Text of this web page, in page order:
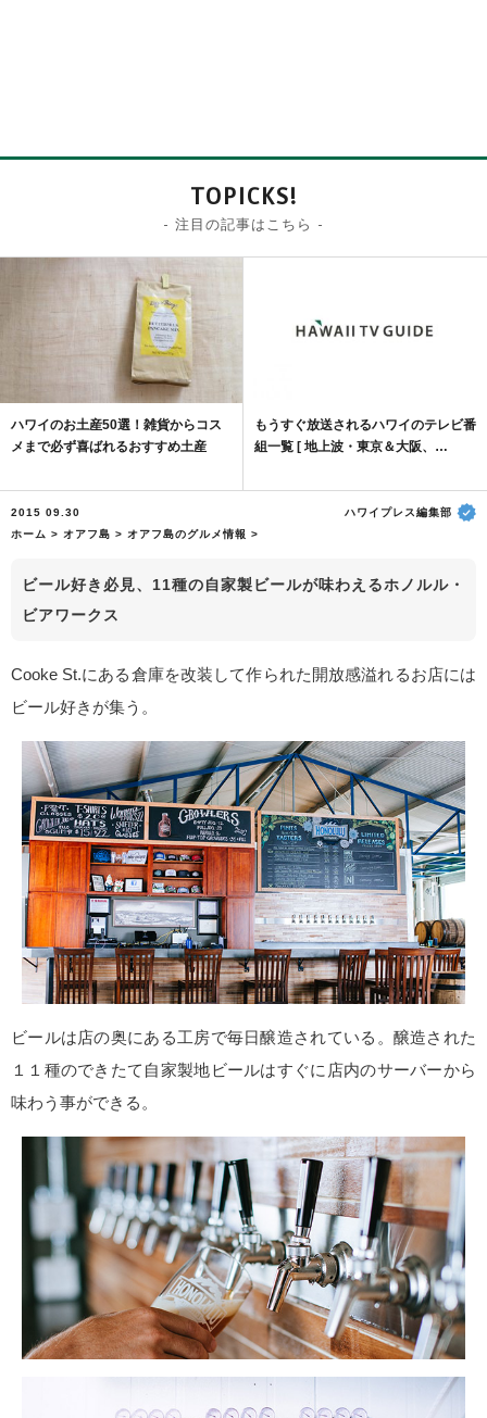
TOPICKS!
- 注目の記事はこちら -
ハワイのお土産50選！雑貨からコス
メまで必ず喜ばれるおすすめ土産
もうすぐ放送されるハワイのテレビ番
組一覧 [ 地上波・東京＆大阪、…
2015 09.30
ハワイプレス編集部
ホーム > オアフ島 > オアフ島のグルメ情報 >
ビール好き必見、11種の自家製ビールが味わえるホノルル・
ビアワークス
Cooke St.にある倉庫を改装して作られた開放感溢れるお店には
ビール好きが集う。
ビールは店の奥にある工房で毎日醸造されている。醸造された
１１種のできたて自家製地ビールはすぐに店内のサーバーから
味わう事ができる。